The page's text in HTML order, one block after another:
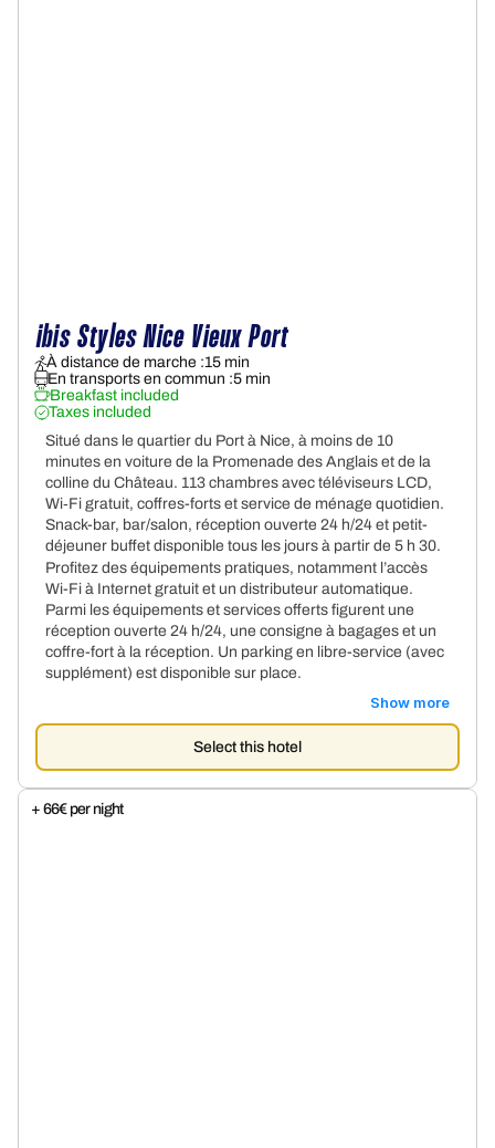
ibis Styles Nice Vieux Port
Breakfast included
Taxes included
À distance de marche :15 min
En transports en commun :5 min
Select this hotel
Situé dans le quartier du Port à Nice, à moins de 10
minutes en voiture de la Promenade des Anglais et de la
colline du Château. 113 chambres avec téléviseurs LCD,
Wi‑Fi gratuit, coffres-forts et service de ménage quotidien.
Snack-bar, bar/salon, réception ouverte 24 h/24 et petit-
déjeuner buffet disponible tous les jours à partir de 5 h 30.
Profitez des équipements pratiques, notamment l’accès
Wi-Fi à Internet gratuit et un distributeur automatique.
Parmi les équipements et services offerts figurent une
réception ouverte 24 h/24, une consigne à bagages et un
coffre-fort à la réception. Un parking en libre-service (avec
supplément) est disponible sur place.
Show more
+ 66€ per night